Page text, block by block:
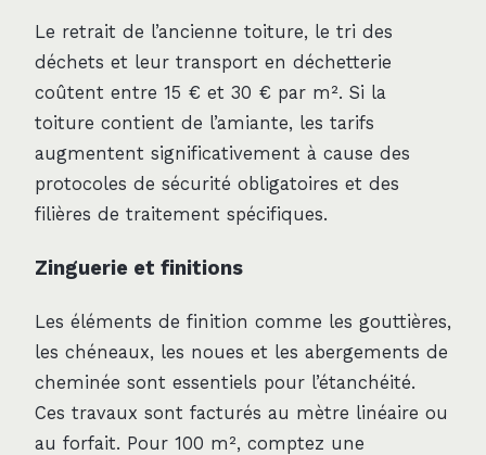
Le retrait de l’ancienne toiture, le tri des
déchets et leur transport en déchetterie
coûtent entre 15 € et 30 € par m². Si la
toiture contient de l’amiante, les tarifs
augmentent significativement à cause des
protocoles de sécurité obligatoires et des
filières de traitement spécifiques.
Zinguerie et finitions
Les éléments de finition comme les gouttières,
les chéneaux, les noues et les abergements de
cheminée sont essentiels pour l’étanchéité.
Ces travaux sont facturés au mètre linéaire ou
au forfait. Pour 100 m², comptez une